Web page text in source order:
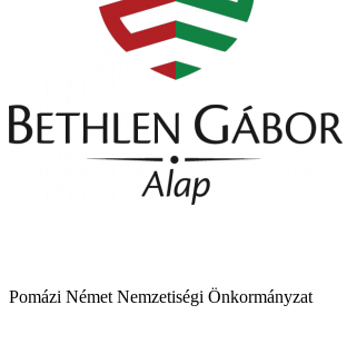
Pomázi Német Nemzetiségi Önkormányzat